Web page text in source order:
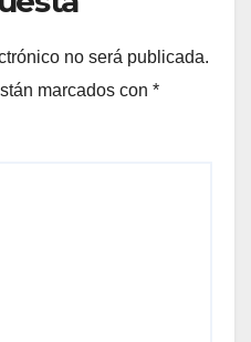
no será publicada.
marcados con *